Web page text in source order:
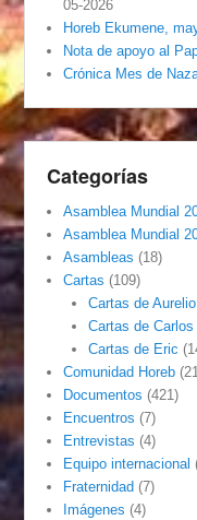
05-2026
Horeb Ekumene,
Nota de apoyo al
Crónica Mes de
Categorías
Asamblea Mundial
Asamblea Mundial
Asambleas (18)
Cartas (109)
Cartas de Aurelio
Cartas de Carlos
Cartas de Eric
Comunidad Horeb
Documentos (421)
Encuentros (7)
Entrevistas (4)
Equipo internacional
Fraternidad (7)
Imágenes (4)